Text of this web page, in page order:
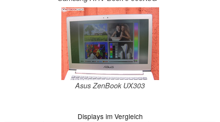
Asus ZenBook UX303
Displays im Vergleich